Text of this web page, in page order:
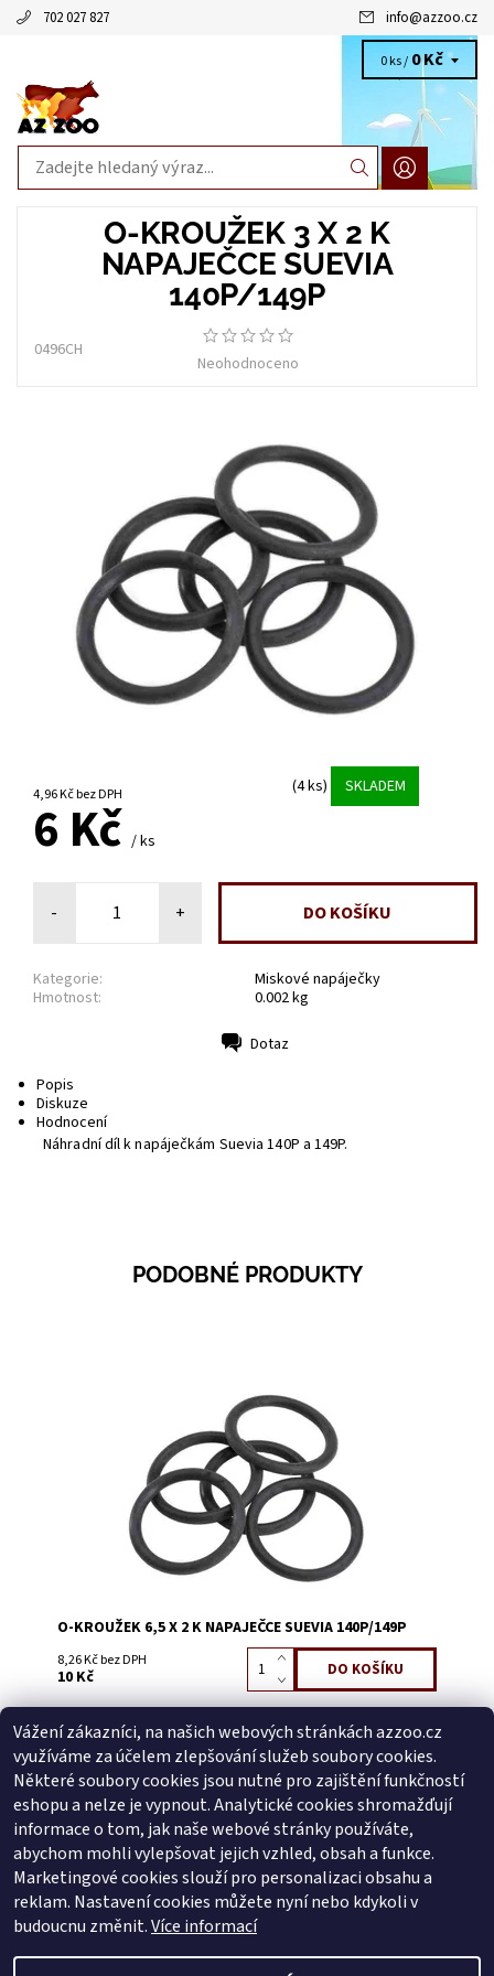
702 027 827 info@azzoo.cz
0 ks / 0 Kč
O-KROUŽEK 3 X 2 K
NAPAJEČCE SUEVIA
140P/149P
0496CH
Neohodnoceno
4,96 Kč bez DPH (4 ks) SKLADEM
6 Kč / ks
- +
Kategorie:
Miskové napáječky
Hmotnost:
0.002 kg
Dotaz
Popis
Diskuze
Hodnocení
Náhradní díl k napáječkám Suevia 140P a 149P.
PODOBNÉ PRODUKTY
Skladem 5
O-KROUŽEK 6,5 X 2 K NAPAJEČCE SUEVIA 140P/149P
8,26 Kč bez DPH
10 Kč
Buďte první, kdo napíše příspěvek k této položce.
Přidat komentář
Buďte první, kdo napíše příspěvek k této položce.
Přidat hodnocení
Zboží.cz | Heureka.cz
Vážení zákazníci, na našich webových stránkách azzoo.cz
využíváme za účelem zlepšování služeb soubory cookies.
Některé soubory cookies jsou nutné pro zajištění funkčností
eshopu a nelze je vypnout. Analytické cookies shromažďují
informace o tom, jak naše webové stránky používáte,
abychom mohli vylepšovat jejich vzhled, obsah a funkce.
Marketingové cookies slouží pro personalizaci obsahu a
reklam. Nastavení cookies můžete nyní nebo kdykoli v
budoucnu změnit.Více informací